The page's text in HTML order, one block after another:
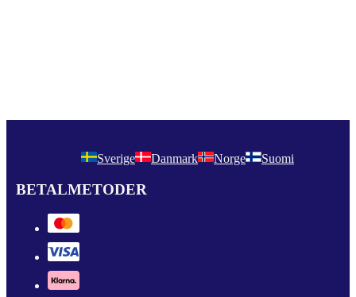
Sverige Danmark Norge Suomi
BETALMETODER